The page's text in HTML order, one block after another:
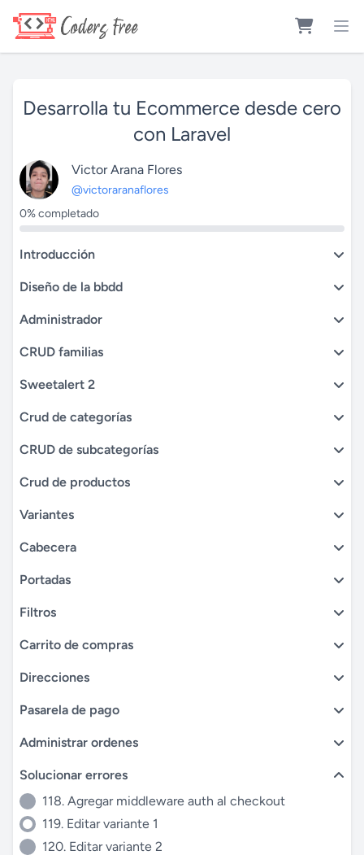
Desarrolla tu Ecommerce desde cero
con Laravel
Victor Arana Flores
@victoraranaflores
0% completado
Introducción
Diseño de la bbdd
Administrador
CRUD familias
Sweetalert 2
Crud de categorías
CRUD de subcategorías
Crud de productos
Variantes
Cabecera
Portadas
Filtros
Carrito de compras
Direcciones
Pasarela de pago
Administrar ordenes
Solucionar errores
118. Agregar middleware auth al checkout
119. Editar variante 1
120. Editar variante 2